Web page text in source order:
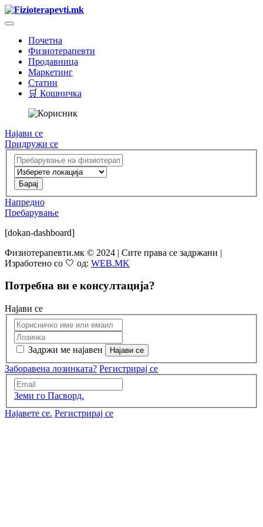
Почетна
Физиотерапевти
Продавница
Маркетинг
Статии
🛒 Кошничка
Најави се
Придружи се
Напредно
Пребарување
[dokan-dashboard]
Физиотерапевти.мк © 2024 | Сите права се задржани |
Изработено со 🤍 од: WEB.MK
Потребна ви е консултација?
Најави се
Задржи ме најавен
Заборавена лозинката? Регистрирај се
Земи го Пасворд.
Најавете се. Регистрирај се